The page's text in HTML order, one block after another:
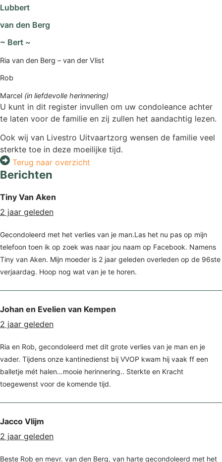
Lubbert
van den Berg
~ Bert ~
Ria van den Berg – van der Vlist
Rob
Marcel (in liefdevolle herinnering)
U kunt in dit register invullen om uw condoleance achter
te laten voor de familie en zij zullen het aandachtig lezen.
Ook wij van Livestro Uitvaartzorg wensen de familie veel
sterkte toe in deze moeilijke tijd.
Terug naar overzicht
Berichten
Tiny Van Aken
2 jaar geleden
Gecondoleerd met het verlies van je man.Las het nu pas op mijn
telefoon toen ik op zoek was naar jou naam op Facebook. Namens
Tiny van Aken. Mijn moeder is 2 jaar geleden overleden op de 96ste
verjaardag. Hoop nog wat van je te horen.
Johan en Evelien van Kempen
2 jaar geleden
Ria en Rob, gecondoleerd met dit grote verlies van je man en je
vader. Tijdens onze kantinedienst bij VVOP kwam hij vaak ff een
balletje mét halen…mooie herinnering.. Sterkte en Kracht
toegewenst voor de komende tijd.
Jacco Vlijm
2 jaar geleden
Beste Rob en mevr. van den Berg, van harte gecondoleerd met het